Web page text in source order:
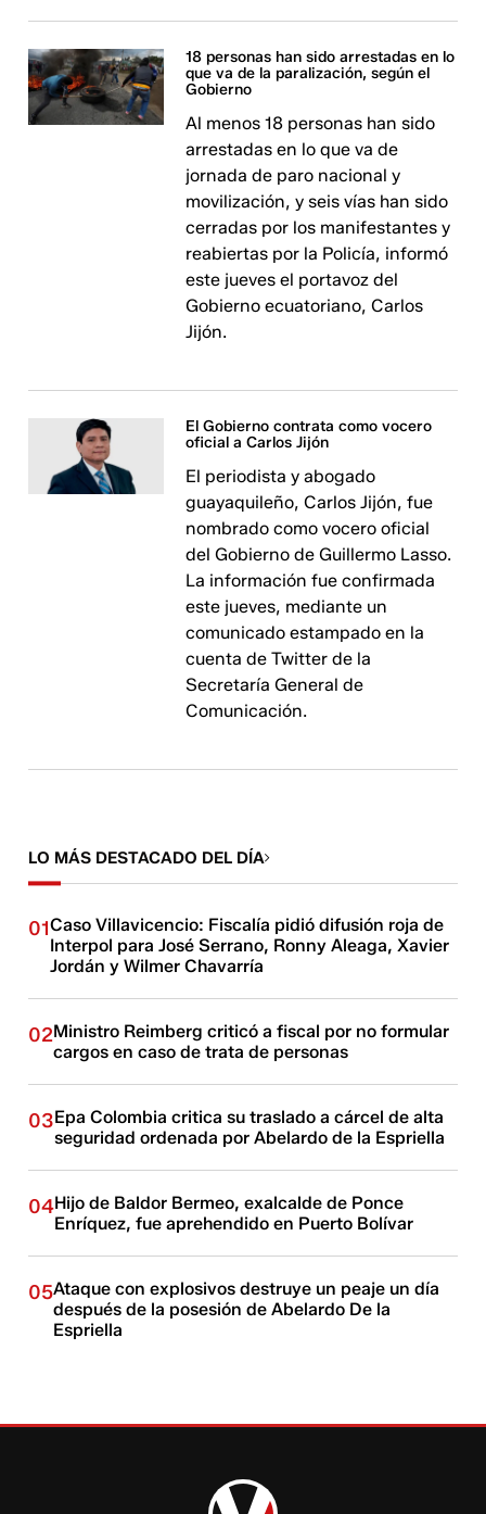
18 personas han sido arrestadas en lo
que va de la paralización, según el
Gobierno
Al menos 18 personas han sido
arrestadas en lo que va de
jornada de paro nacional y
movilización, y seis vías han sido
cerradas por los manifestantes y
reabiertas por la Policía, informó
este jueves el portavoz del
Gobierno ecuatoriano, Carlos
Jijón.
El Gobierno contrata como vocero
oficial a Carlos Jijón
El periodista y abogado
guayaquileño, Carlos Jijón, fue
nombrado como vocero oficial
del Gobierno de Guillermo Lasso.
La información fue confirmada
este jueves, mediante un
comunicado estampado en la
cuenta de Twitter de la
Secretaría General de
Comunicación.
LO MÁS DESTACADO DEL DÍA
01Caso Villavicencio: Fiscalía pidió difusión roja de
Interpol para José Serrano, Ronny Aleaga, Xavier
Jordán y Wilmer Chavarría
02Ministro Reimberg criticó a fiscal por no formular
cargos en caso de trata de personas
03Epa Colombia critica su traslado a cárcel de alta
seguridad ordenada por Abelardo de la Espriella
04Hijo de Baldor Bermeo, exalcalde de Ponce
Enríquez, fue aprehendido en Puerto Bolívar
05Ataque con explosivos destruye un peaje un día
después de la posesión de Abelardo De la
Espriella